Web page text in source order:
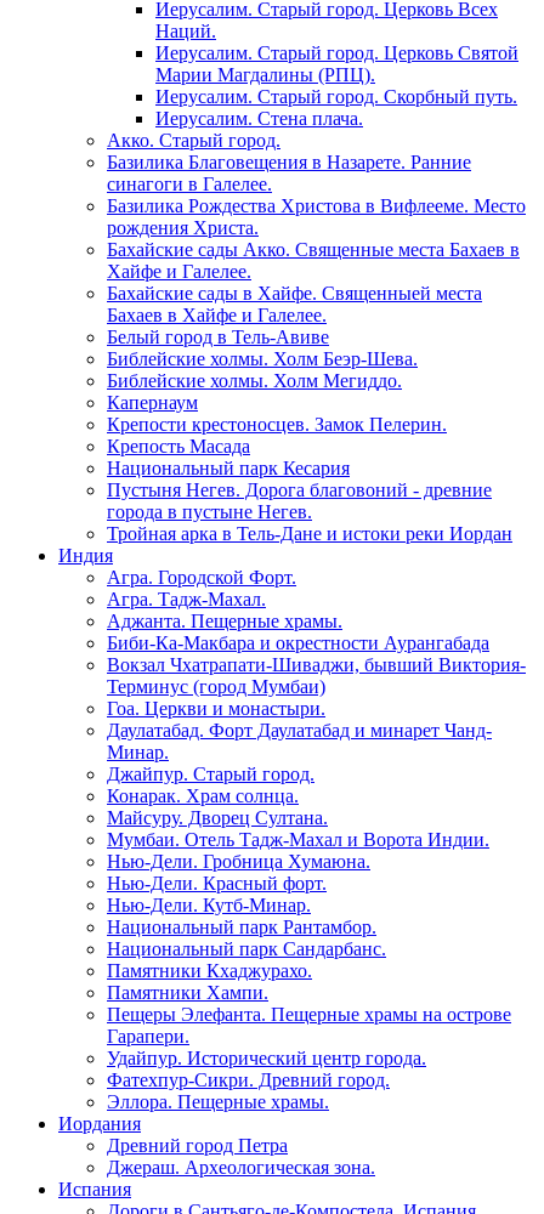
Иерусалим. Старый город. Церковь Всех
Наций.
Иерусалим. Старый город. Церковь Святой
Марии Магдалины (РПЦ).
Иерусалим. Старый город. Скорбный путь.
Иерусалим. Стена плача.
Акко. Старый город.
Базилика Благовещения в Назарете. Ранние
синагоги в Галелее.
Базилика Рождества Христова в Вифлееме. Место
рождения Христа.
Бахайские сады Акко. Священные места Бахаев в
Хайфе и Галелее.
Бахайские сады в Хайфе. Священныей места
Бахаев в Хайфе и Галелее.
Белый город в Тель-Авиве
Библейские холмы. Холм Беэр-Шева.
Библейские холмы. Холм Мегиддо.
Капернаум
Крепости крестоносцев. Замок Пелерин.
Крепость Масада
Национальный парк Кесария
Пустыня Негев. Дорога благовоний - древние
города в пустыне Негев.
Тройная арка в Тель-Дане и истоки реки Иордан
Индия
Агра. Городской Форт.
Агра. Тадж-Махал.
Аджанта. Пещерные храмы.
Биби-Ка-Макбара и окрестности Аурангабада
Вокзал Чхатрапати-Шиваджи, бывший Виктория-
Терминус (город Мумбаи)
Гоа. Церкви и монастыри.
Даулатабад. Форт Даулатабад и минарет Чанд-
Минар.
Джайпур. Старый город.
Конарак. Храм солнца.
Майсуру. Дворец Султана.
Мумбаи. Отель Тадж-Махал и Ворота Индии.
Нью-Дели. Гробница Хумаюна.
Нью-Дели. Красный форт.
Нью-Дели. Кутб-Минар.
Национальный парк Рантамбор.
Национальный парк Сандарбанс.
Памятники Кхаджурахо.
Памятники Хампи.
Пещеры Элефанта. Пещерные храмы на острове
Гарапери.
Удайпур. Исторический центр города.
Фатехпур-Сикри. Древний город.
Эллора. Пещерные храмы.
Иордания
Древний город Петра
Джераш. Археологическая зона.
Испания